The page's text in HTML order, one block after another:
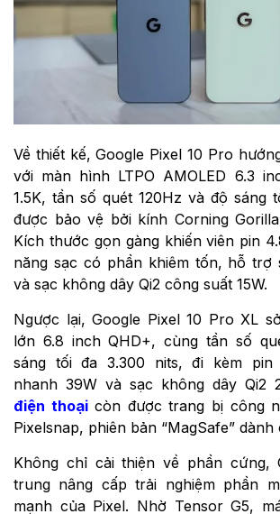
Về thiết kế, Google Pixel 10 Pro
với màn hình LTPO AMOLED 6.3
1.5K, tần số quét 120Hz và độ sáng
được bảo vệ bởi kính Corning
Kích thước gọn gàng khiến viên pin
năng sạc có phần khiêm tốn, hỗ trợ
và sạc không dây Qi2 công suất 15W.
Ngược lại, Google Pixel 10 Pro XL
lớn 6.8 inch QHD+, cùng tần số
sáng tối đa 3.300 nits, đi kèm pin
nhanh 39W và sạc không dây Qi2
điện thoạicòn được trang bị công
Pixelsnap, phiên bản “MagSafe” dành
Không chỉ cải thiện về phần cứng,
trung nâng cấp trải nghiệm phần
mạnh của Pixel. Nhờ Tensor G5,